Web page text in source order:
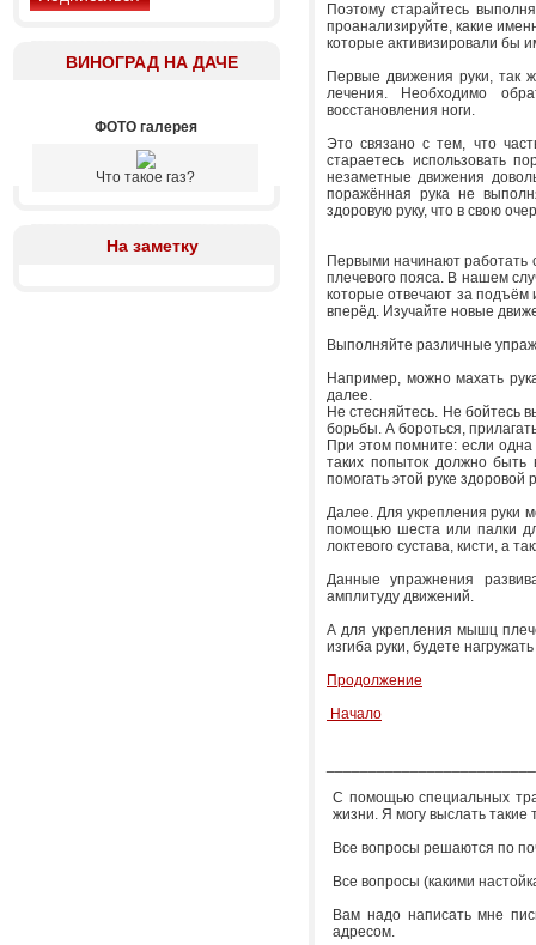
ВИНОГРАД НА ДАЧЕ
ФОТО галерея
Что такое газ?
На заметку
Поэтому старайтесь
проанализируйте, какие
которые активизировали бы
Первые движения руки, так
лечения. Необходимо
восстановления ноги.
Это связано с тем, что
стараетесь использовать
незаметные движения
поражённая рука не
здоровую руку, что в свою
Первыми начинают
плечевого пояса. В нашем
которые отвечают за подъём
вперёд. Изучайте новые
Выполняйте различные
Например, можно махать
далее.
Не стесняйтесь. Не бойтесь
борьбы. А бороться,
При этом помните: если
таких попыток должно
помогать этой руке здоровой
Далее. Для укрепления руки
помощью шеста или палки
локтевого сустава, кисти, а
Данные упражнения
амплитуду движений.
А для укрепления мышц
изгиба руки, будете
Продолжение
Начало
С помощью специальных
жизни. Я могу выслать такие
Все вопросы решаются по
Все вопросы (какими
Вам надо написать мне
адресом.